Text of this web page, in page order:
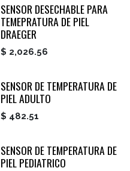
SENSOR DESECHABLE PARA
TEMEPRATURA DE PIEL
DRAEGER
$ 2,026.56
SENSOR DE TEMPERATURA DE
PIEL ADULTO
$ 482.51
SENSOR DE TEMPERATURA DE
PIEL PEDIATRICO